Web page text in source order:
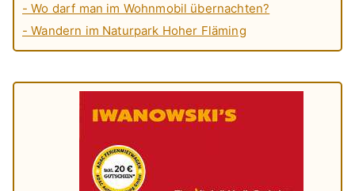
- Wo darf man im Wohnmobil übernachten?
- Wandern im Naturpark Hoher Fläming